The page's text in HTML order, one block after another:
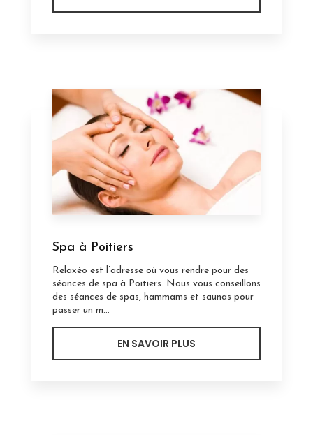
Spa à Poitiers
Relaxéo est l’adresse où vous rendre pour des
séances de spa à Poitiers. Nous vous conseillons
des séances de spas, hammams et saunas pour
passer un m...
EN SAVOIR PLUS